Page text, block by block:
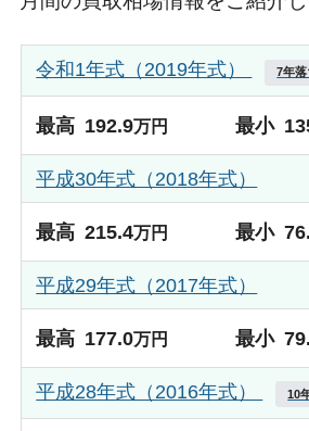
令和1年式（2019年式） 7年落
最高 192.9万円 最小
平成30年式（2018年式）
最高 215.4万円 最小
平成29年式（2017年式）
最高 177.0万円 最小
平成28年式（2016年式） 10